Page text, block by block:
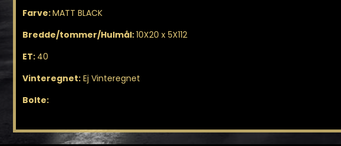
Farve:MATT BLACK
Bredde/tommer/Hulmål:10X20 x 5X112
ET: 40
Vinteregnet: Ej Vinteregnet
Bolte: